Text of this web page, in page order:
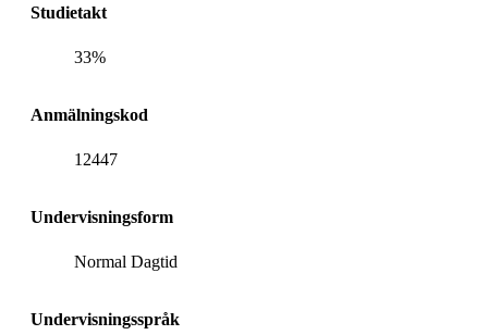
Studietakt
33%
Anmälningskod
12447
Undervisningsform
Normal Dagtid
Undervisningsspråk